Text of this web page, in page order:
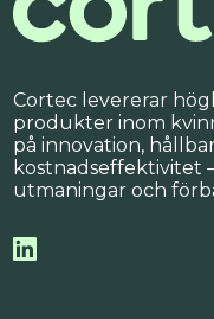
Cortec levererar
produkter inom
på innovation,
kostnadseffektivitet
utmaningar och